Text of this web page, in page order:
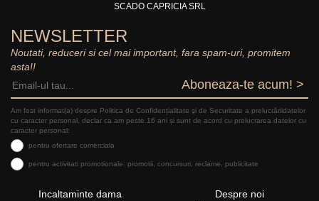
SCADO CAPRICIA SRL
NEWSLETTER
Noutati, reduceri si cel mai important, fara spam-uri, promitem
asta!!
Aboneaza-te acum! >
Am fost informat(a) despre Politica de Confidențialitate şi de Securitate a prelucrăriidatelor
cu caracter personal, declar ca am peste 16 ani și sunt de acord cu prelucrarea datelor cu
caracter personal:
pentru ofertare comerciala
pentru activitati promotionale: promotii, concursuri, reclame, publicitate
Incaltaminte dama
Despre noi